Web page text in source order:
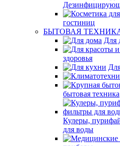
гостиниц
БЫТОВАЯ
Для
здоровья
бытовая техника
Кулеры,
для воды